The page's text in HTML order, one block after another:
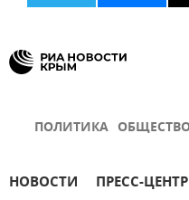
ПОЛИТИКА
НОВОСТИ ПРЕСС-ЦЕНТР